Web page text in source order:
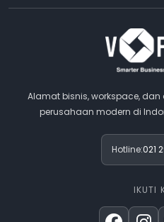
Alamat bisnis, workspace,
perusahaan modern di
Hotline:021
IKUTI